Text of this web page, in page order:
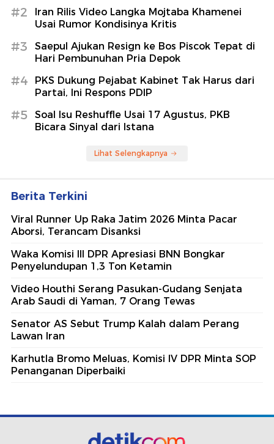
#2
Iran Rilis Video Langka Mojtaba Khamenei
Usai Rumor Kondisinya Kritis
#3
Saepul Ajukan Resign ke Bos Piscok Tepat di
Hari Pembunuhan Pria Depok
#4
PKS Dukung Pejabat Kabinet Tak Harus dari
Partai, Ini Respons PDIP
#5
Soal Isu Reshuffle Usai 17 Agustus, PKB
Bicara Sinyal dari Istana
Lihat Selengkapnya
Berita Terkini
Viral Runner Up Raka Jatim 2026 Minta Pacar
Aborsi, Terancam Disanksi
Waka Komisi III DPR Apresiasi BNN Bongkar
Penyelundupan 1,3 Ton Ketamin
Video Houthi Serang Pasukan-Gudang Senjata
Arab Saudi di Yaman, 7 Orang Tewas
Senator AS Sebut Trump Kalah dalam Perang
Lawan Iran
Karhutla Bromo Meluas, Komisi IV DPR Minta SOP
Penanganan Diperbaiki